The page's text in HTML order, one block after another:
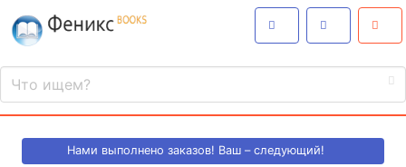
Нами выполнено заказов! Ваш – следующий!